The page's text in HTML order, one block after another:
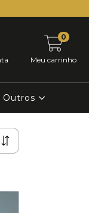
Meu carrinho
0
Outros